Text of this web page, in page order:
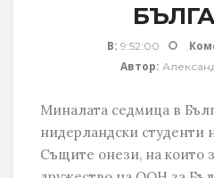
В: 9:52:00
Автор:
Миналата седмица в
нидерландски студенти
Същите онези, на които